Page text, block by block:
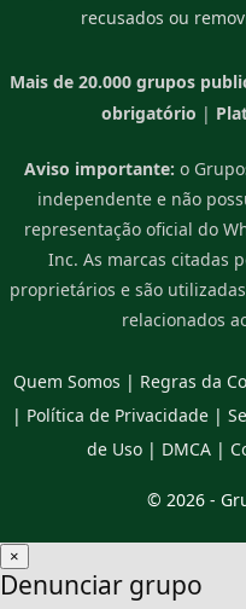
recusados ou
Mais de 20.000 grupos
obrigatório |
Aviso importante: o
independente e não
representação oficial do
Inc. As marcas citadas
proprietários e são
relacionados
Quem Somos | Regras da
| Política de Privacidade |
de Uso| DMCA|
© 2026 -
×
Denunciar grupo